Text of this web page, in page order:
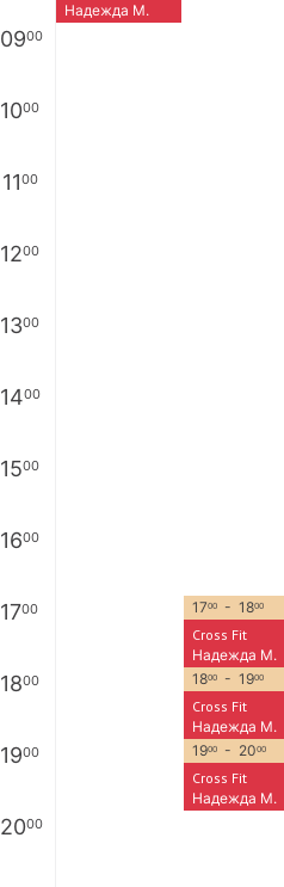
Надежда М.
0900
1000
1100
1200
1300
1400
1500
1600
1700 1700 - 1800
Cross Fit
Надежда М.
1800 1800 - 1900
Cross Fit
Надежда М.
1900 1900 - 2000
Cross Fit
Надежда М.
2000